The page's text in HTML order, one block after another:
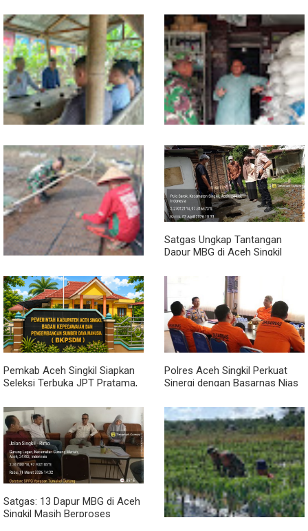
Sambil Ngopi, Plh. Pasiter
Kodim 0118/Subulussalam
Beri Motivasi Pemuda Calon
Peserta Seleksi Komcad
Lewat Komsos, Babinsa
Rundeng Pantau Stok dan
Harga Pupuk
Dari Bibit Jadi Harapan,
Babinsa Dampingi Warga
Kembangkan Semangka
Satgas Ungkap Tantangan
Dapur MBG di Aceh Singkil
Pemkab Aceh Singkil Siapkan
Seleksi Terbuka JPT Pratama,
Kinerja
Polres Aceh Singkil Perkuat
Sinergi dengan Basarnas Nias
Satgas: 13 Dapur MBG di Aceh
Singkil Masih Berproses